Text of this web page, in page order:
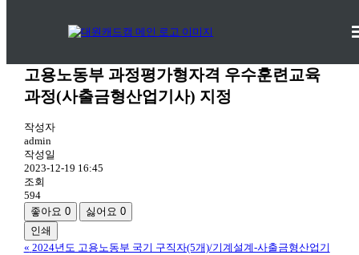
고용노동부 과정평가형자격 우수훈련교육
과정(사출금형산업기사) 지정
작성자
admin
작성일
2023-12-19 16:45
조회
594
좋아요 0 싫어요 0
인쇄
« 2024년도 고용노동부 국기 구직자(5개)/기계설계-사출금형산업기